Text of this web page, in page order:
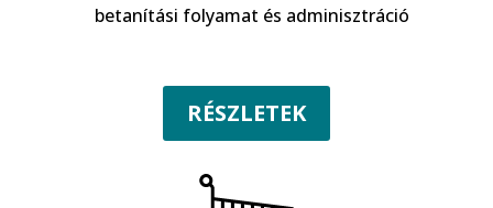
betanítási folyamat és adminisztráció
RÉSZLETEK